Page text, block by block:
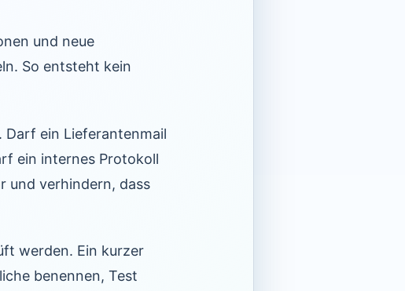
und neue
So entsteht kein
ein Lieferantenmail
ein internes Protokoll
und verhindern, dass
werden. Ein kurzer
benennen, Test